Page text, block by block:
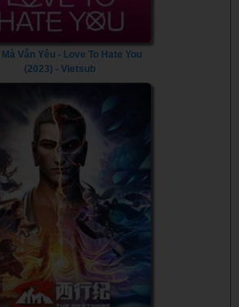
Vẫn Yêu - Love To Hate You
(2023) - Vietsub